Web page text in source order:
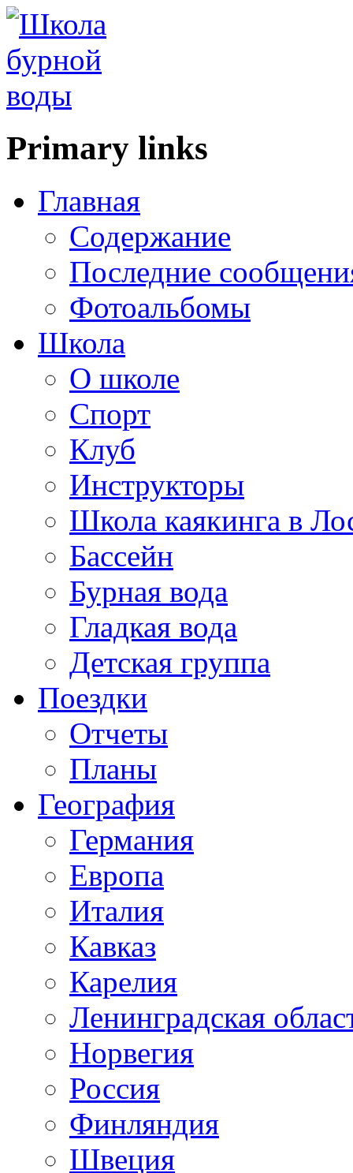
Primary links
Главная
Содержание
Последние
Фотоальбомы
Школа
О школе
Спорт
Клуб
Инструкторы
Школа каякинга в
Бассейн
Бурная вода
Гладкая вода
Детская группа
Поездки
Отчеты
Планы
География
Германия
Европа
Италия
Кавказ
Карелия
Ленинградская
Норвегия
Россия
Финляндия
Швеция